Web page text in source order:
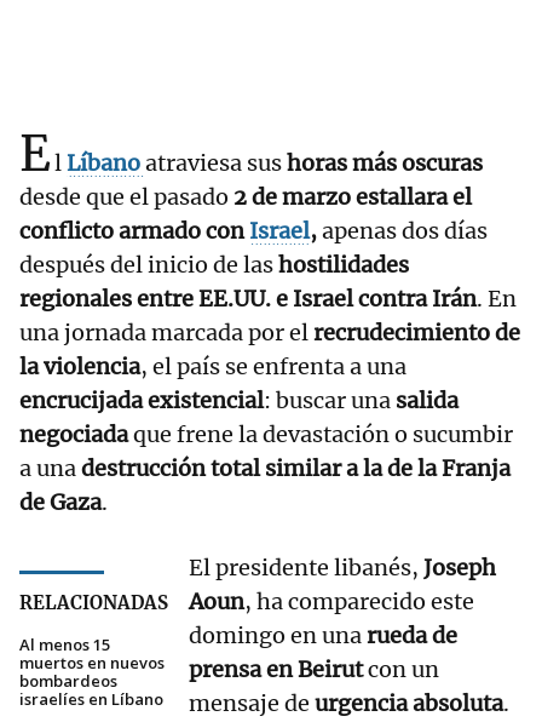
ElLíbanoatraviesa sushoras más oscuras
desde que el pasado 2 de marzo estallara el
conflicto armado conIsrael,apenas dos días
después del inicio de lashostilidades
regionales entre EE.UU. e Israel contra Irán. En
una jornada marcada por elrecrudecimiento de
la violencia, el país se enfrenta a una
encrucijada existencial: buscar una salida
negociadaque frene la devastación o sucumbir
a unadestrucción total similar a la de la Franja
de Gaza.
RELACIONADAS
Al menos 15
muertos en nuevos
bombardeos
israelíes en Líbano
El presidente libanés, Joseph
Aoun, ha comparecido este
domingo en unarueda de
prensa en Beirutcon un
mensaje de urgencia absoluta.